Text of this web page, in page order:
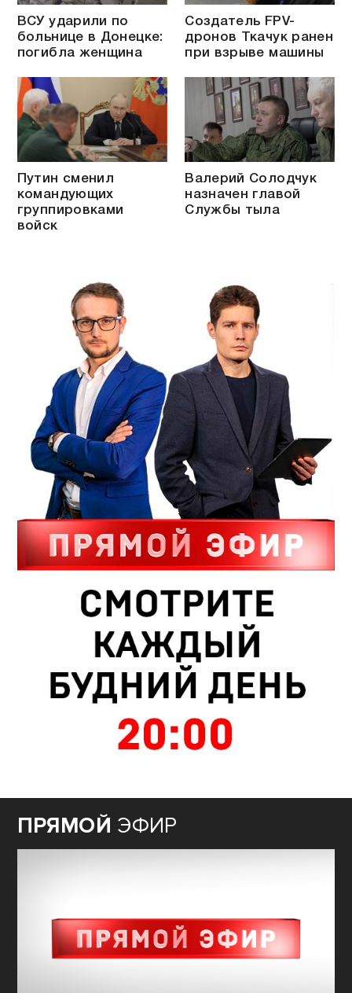
ВСУ ударили по
больнице в Донецке:
погибла женщина
Создатель FPV-
дронов Ткачук ранен
при взрыве машины
Путин сменил
командующих
группировками
войск
Валерий Солодчук
назначен главой
Службы тыла
ПРЯМОЙ ЭФИР